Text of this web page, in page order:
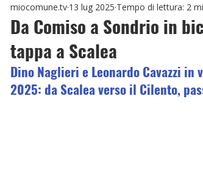
Da Comiso a Sondrio in
tappa a Scalea
miocomune.tv 13 lug 2025 Tempo di lettura: 2
Dino Naglieri e Leonardo Cavazzi
2025: da Scalea verso il Cilento,